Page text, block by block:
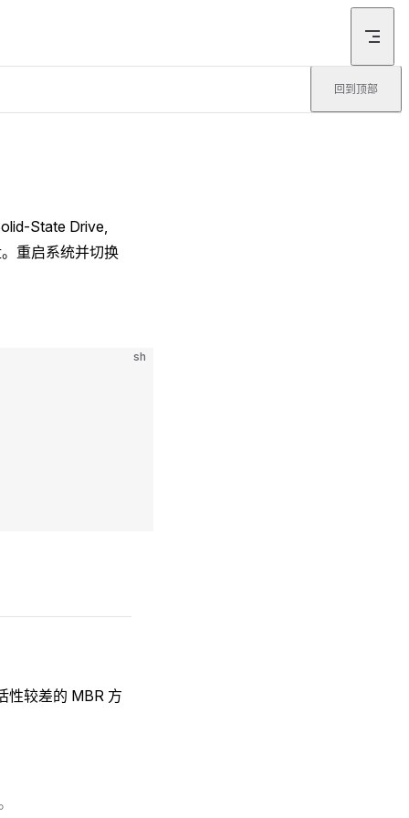
回到顶部
State Drive,
重启系统并切换
sh
性较差的 MBR 方